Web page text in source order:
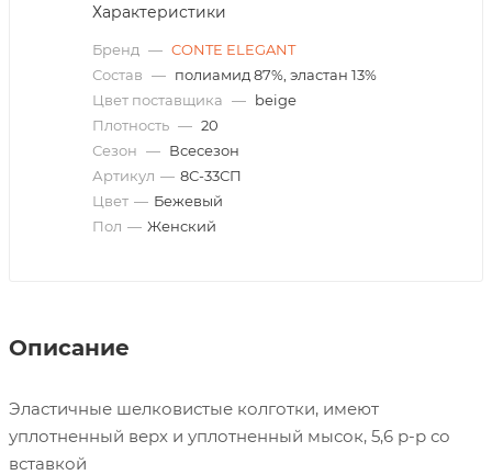
Характеристики
Бренд — CONTE ELEGANT
Состав — полиамид 87%, эластан 13%
Цвет поставщика — beige
Плотность — 20
Сезон — Всесезон
Артикул — 8С-33СП
Цвет — Бежевый
Пол — Женский
Описание
Эластичные шелковистые колготки, имеют
уплотненный верх и уплотненный мысок, 5,6 р-р со
вставкой